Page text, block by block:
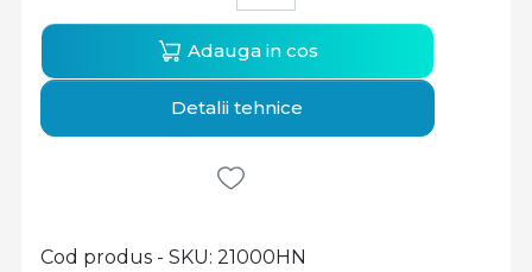
Cod produs - SKU 21000HN
Adauga in cos
Detalii tehnice